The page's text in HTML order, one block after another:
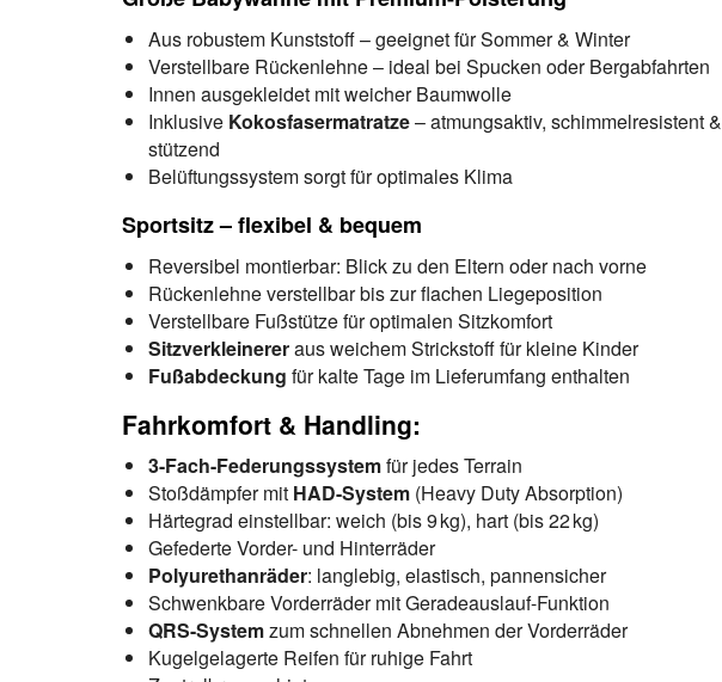
Aus robustem Kunststoff – geeignet für Sommer & Winter
Verstellbare Rückenlehne – ideal bei Spucken oder Bergabfahrten
Innen ausgekleidet mit weicher Baumwolle
Inklusive Kokosfasermatratze– atmungsaktiv, schimmelresistent &
stützend
Belüftungssystem sorgt für optimales Klima
Sportsitz – flexibel & bequem
Reversibel montierbar: Blick zu den Eltern oder nach vorne
Rückenlehne verstellbar bis zur flachen Liegeposition
Verstellbare Fußstütze für optimalen Sitzkomfort
Sitzverkleinereraus weichem Strickstoff für kleine Kinder
Fußabdeckung für kalte Tage im Lieferumfang enthalten
Fahrkomfort & Handling:
3-Fach-Federungssystemfür jedes Terrain
Stoßdämpfer mit HAD-System (Heavy Duty Absorption)
Härtegrad einstellbar: weich (bis 9 kg), hart (bis 22 kg)
Gefederte Vorder- und Hinterräder
Polyurethanräder: langlebig, elastisch, pannensicher
Schwenkbare Vorderräder mit Geradeauslauf-Funktion
QRS-Systemzum schnellen Abnehmen der Vorderräder
Kugelgelagerte Reifen für ruhige Fahrt